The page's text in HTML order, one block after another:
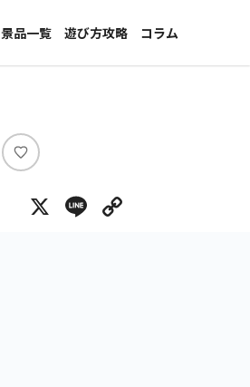
景品一覧
新着景品
メーカー一覧
遊び方攻略
コラム
インタビュー
い
ね
X Line